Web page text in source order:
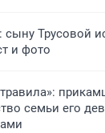
сыну Трусовой
и фото
семьи его